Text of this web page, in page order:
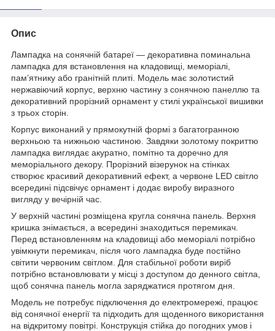
Опис
Лампадка на сонячній батареї — декоративна поминальна
лампадка для встановлення на кладовищі, меморіалі,
пам’ятнику або гранітній плиті. Модель має золотистий
нержавіючий корпус, верхню частину з сонячною панеллю та
декоративний прорізний орнамент у стилі української вишивки
з трьох сторін.
Корпус виконаний у прямокутній формі з багатогранною
верхньою та нижньою частиною. Завдяки золотому покриттю
лампадка виглядає акуратно, помітно та доречно для
меморіального декору. Прорізний візерунок на стінках
створює красивий декоративний ефект, а червоне LED світло
всередині підсвічує орнамент і додає виробу виразного
вигляду у вечірній час.
У верхній частині розміщена кругла сонячна панель. Верхня
кришка знімається, а всередині знаходиться перемикач.
Перед встановленням на кладовищі або меморіалі потрібно
увімкнути перемикач, після чого лампадка буде постійно
світити червоним світлом. Для стабільної роботи виріб
потрібно встановлювати у місці з доступом до денного світла,
щоб сонячна панель могла заряджатися протягом дня.
Модель не потребує підключення до електромережі, працює
від сонячної енергії та підходить для щоденного використання
на відкритому повітрі. Конструкція стійка до погодних умов і